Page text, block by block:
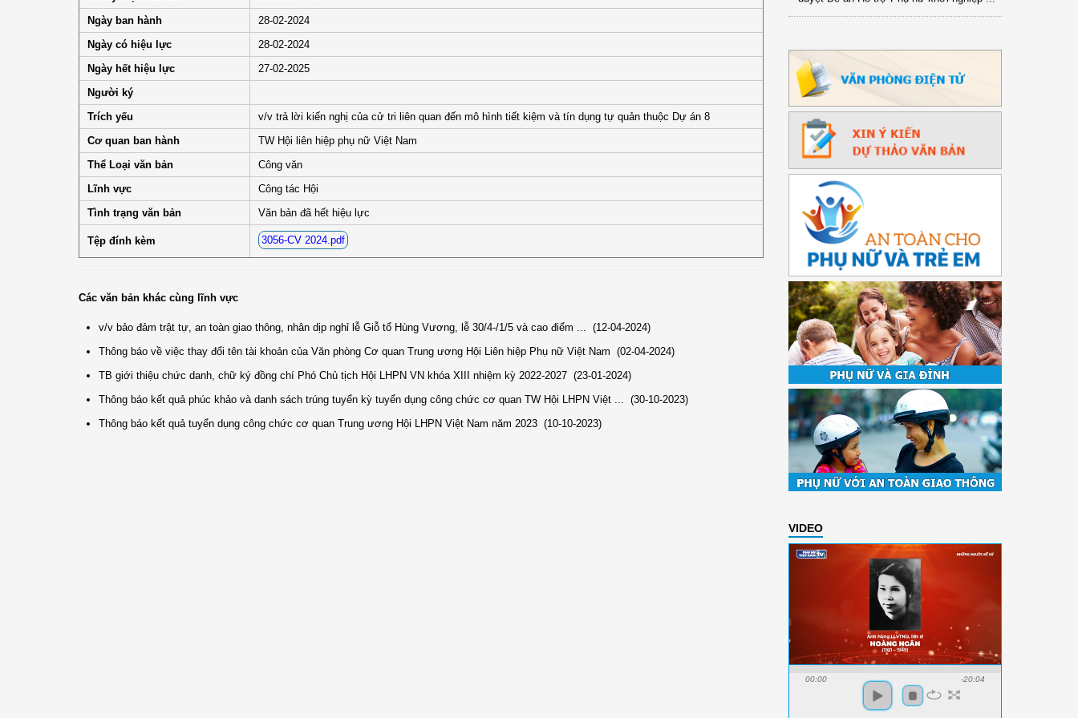
Ngày ban hành
28-02-2024
Ngày có hiệu lực
28-02-2024
Ngày hết hiệu lực
27-02-2025
Người ký
Trích yếu
v/v trả lời kiến nghị của cử tri liên quan đến mô hình tiết kiệm và tín dụng tự quản thuộc Dự án 8
Cơ quan ban hành
TW Hội liên hiệp phụ nữ Việt Nam
Thể Loại văn bản
Công văn
Lĩnh vực
Công tác Hội
Tình trạng văn bản
Văn bản đã hết hiệu lực
Tệp đính kèm 3056-CV 2024.pdf
Các văn bản khác cùng lĩnh vực
v/v bảo đảm trật tự, an toàn giao thông, nhân dịp nghỉ lễ Giỗ tổ Hùng Vương, lễ 30/4-/1/5 và cao điểm ...
(12-04-2024)
Thông báo về việc thay đổi tên tài khoản của Văn phòng Cơ quan Trung ương Hội Liên hiệp Phụ nữ Việt Nam (02-04-2024)
TB giới thiệu chức danh, chữ ký đồng chí Phó Chủ tịch Hội LHPN VN khóa XIII nhiệm kỳ 2022-2027 (23-01-2024)
Thông báo kết quả phúc khảo và danh sách trúng tuyển kỳ tuyển dụng công chức cơ quan TW Hội LHPN Việt ...
(30-10-2023)
Thông báo kết quả tuyển dụng công chức cơ quan Trung ương Hội LHPN Việt Nam năm 2023 (10-10-2023)
VIDEO
00:00 -20:04